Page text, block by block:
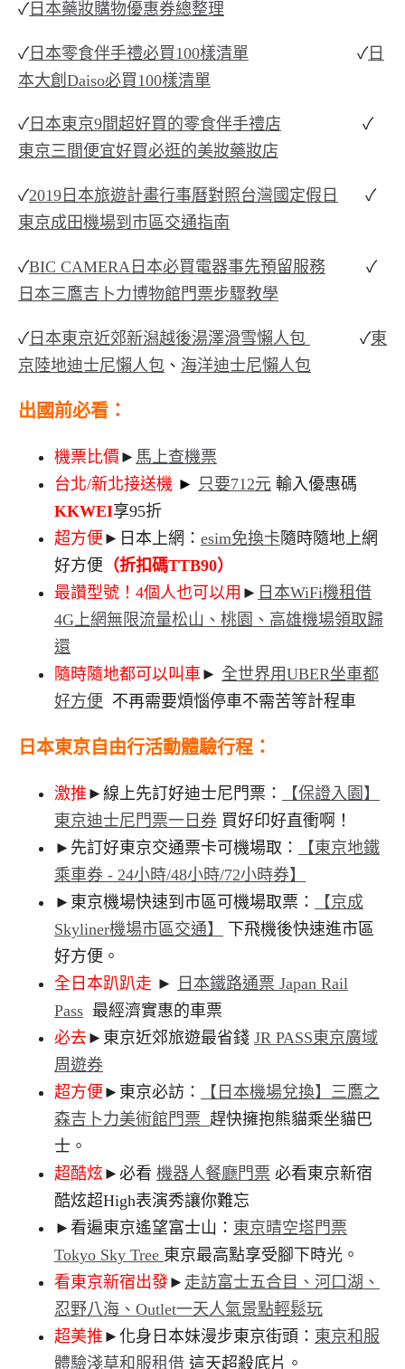
✓ 日本藥妝購物優惠券總整理
✓ 日本零食伴手禮必買100樣清單 ✓ 日
本大創Daiso必買100樣清單
✓ 日本東京9間超好買的零食伴手禮店 ✓
東京三間便宜好買必逛的美妝藥妝店
✓2019日本旅遊計畫行事曆對照台灣國定假日
✓
東京成田機場到市區交通指南
✓BIC CAMERA日本必買電器事先預留服務 ✓
日本三鷹吉卜力博物館門票步驟教學
✓ 日本東京近郊新潟越後湯澤滑雪懶人包 ✓東
京陸地迪士尼懶人包 、 海洋迪士尼懶人包
出國前必看 ：
機票比價 ► 馬上查機票
台北/新北接送機 ► 只要712元 輸入優惠碼
KKWEI享95折
超方便 ►日本上網： esim免換卡 隨時隨地上網
好方便 （折扣碼TTB90）
最讚型號！4個人也可以用 ► 日本WiFi機租借
4G上網無限流量松山、桃園、高雄機場領取歸
還
隨時隨地都可以叫車► 全世界用UBER坐車都
好方便 不再需要煩惱停車不需苦等計程車
日本東京自由行活動體驗行程：
激推 ►線上先訂好迪士尼門票：
【保證入園】
東京迪士尼門票一日券 買好印好直衝啊！
►先訂好東京交通票卡可機場取：
【東京地鐵
乘車券 - 24小時/48小時/72小時券】
►東京機場快速到市區可機場取票：
【京成
Skyliner機場市區交通】
下飛機後快速進市區
好方便。
全日本趴趴走 ►
日本鐵路通票 Japan Rail
Pass 最經濟實惠的車票
必去►東京近郊旅遊最省錢 JR PASS東京廣域
周遊券
超方便 ►東京必訪：
【日本機場兌換】三鷹之
森吉卜力美術館門票 趕快擁抱熊貓乘坐貓巴
士。
超酷炫►必看 機器人餐廳門票 必看東京新宿
酷炫超High表演秀讓你難忘
►看遍東京遙望富士山： 東京晴空塔門票
Tokyo Sky Tree 東京最高點享受腳下時光。
看東京新宿出發► 走訪富士五合目、河口湖、
忍野八海、Outlet一天人氣景點輕鬆玩
超美推 ►化身日本妹漫步東京街頭： 東京和服
體驗淺草和服租借 這天超殺底片。